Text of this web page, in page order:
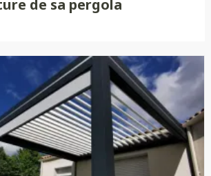
de sa pergola